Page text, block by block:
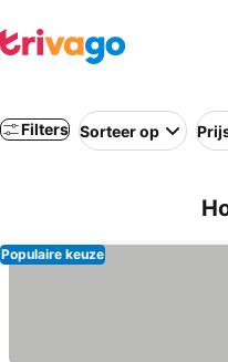
Filters Sorteer op
Populaire keuze